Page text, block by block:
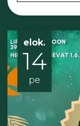
elok.
14
pe